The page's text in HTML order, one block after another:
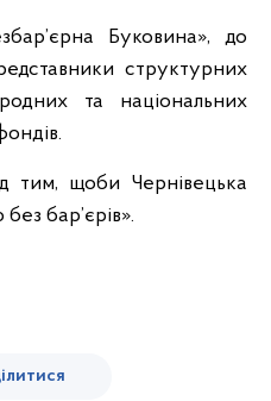
Буковина», до
структурних
та національних
тим, щоби Чернівецька
бар’єрів».